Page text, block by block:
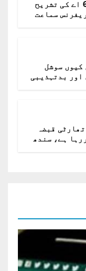
آئین کے آرٹیکل 63 اے کی تشریح
سماعت
کیوں سوشل
اور بدتہذیبی
قبضہ
ہے، سندھ